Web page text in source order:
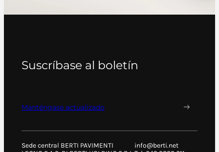
Suscríbase al boletín
Manténgase actualizado
Sede central BERTI PAVIMENTI
info@berti.net